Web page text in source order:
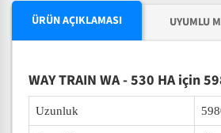
ÜRÜN AÇIKLAMASI UYUMLU
WAY TRAIN WA - 530 HA için
Uzunluk